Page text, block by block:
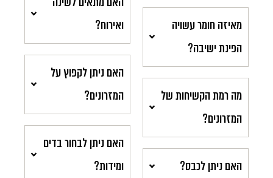
מאיזה חומר עשויה
הפינת ישיבה?
מה רמת הקשיחות של
המזרונים?
האם ניתן לכבס?
ואירוח?
האם ניתן לקפוץ על
המזרונים?
האם ניתן לבחור בדים
ומידות?